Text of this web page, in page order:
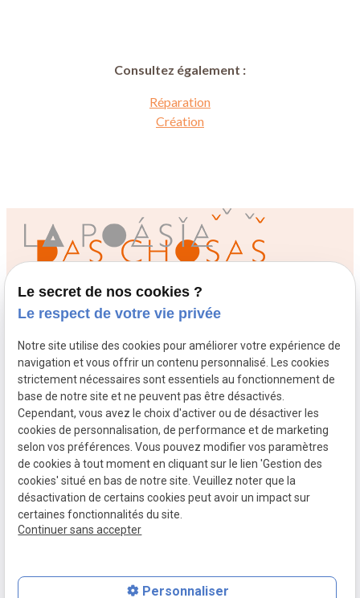
Consultez également :
Réparation
Création
Contact
02 49 88 40 74
9 rue Marceau49100 Angers
Atelier ouvert du mardi au vendredi
de 10h à 13h et 14h à 18h30 , le samedi de 10h à 13 et le
samedi après-midi uniquement sur rendez-vous.
Mentions légales
Politique de confidentialité
Gestion des cookies
Plan du site
Le secret de nos cookies ?
Le respect de votre vie privée
Notre site utilise des cookies pour améliorer votre expérience de
navigation et vous offrir un contenu personnalisé. Les cookies
strictement nécessaires sont essentiels au fonctionnement de
base de notre site et ne peuvent pas être désactivés.
Cependant, vous avez le choix d'activer ou de désactiver les
cookies de personnalisation, de performance et de marketing
selon vos préférences. Vous pouvez modifier vos paramètres
de cookies à tout moment en cliquant sur le lien 'Gestion des
cookies' situé en bas de notre site. Veuillez noter que la
désactivation de certains cookies peut avoir un impact sur
certaines fonctionnalités du site.
Continuer sans accepter
Personnaliser